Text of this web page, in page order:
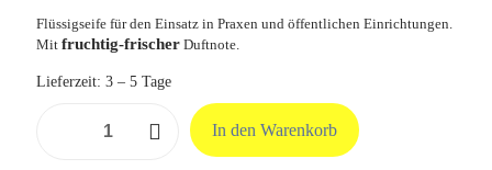
Flüssigseife für den Einsatz in Praxen und öffentlichen Einrichtungen.
Mit fruchtig-frischer Duftnote.
Lieferzeit: 3 – 5 Tage
Handwaschcreme
In den Warenkorb